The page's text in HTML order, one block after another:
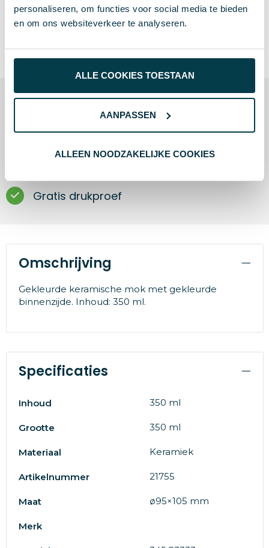
personaliseren, om functies voor social media te bieden
en om ons websiteverkeer te analyseren.
ALLE COOKIES TOESTAAN
AANPASSEN
ALLEEN NOODZAKELIJKE COOKIES
Snel antwoord op je vragen
Persoonlijk en deskundig advies
Gratis verzending
Gratis drukproef
Omschrijving
Gekleurde keramische mok met gekleurde
binnenzijde. Inhoud: 350 ml.
Specificaties
Inhoud 350 ml
Grootte 350 ml
Materiaal Keramiek
Artikelnummer 21755
Maat ø95×105 mm
Merk